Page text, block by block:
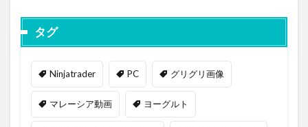
タグ
Ninjatrader PC グリグリ画像
マレーシア動画 ヨーグルト